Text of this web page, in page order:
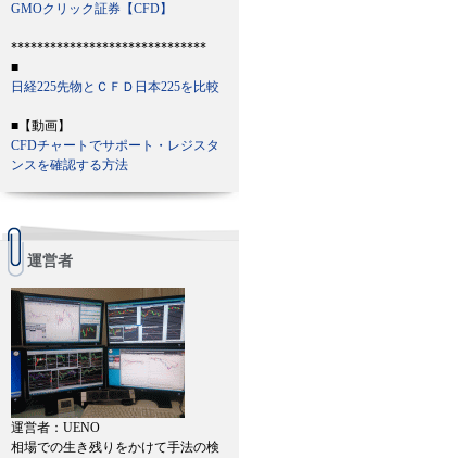
GMOクリック証券【CFD】
******************************
■
日経225先物とＣＦＤ日本225を比較
■【動画】
CFDチャートでサポート・レジスタ
ンスを確認する方法
運営者
運営者：UENO
相場での生き残りをかけて手法の検